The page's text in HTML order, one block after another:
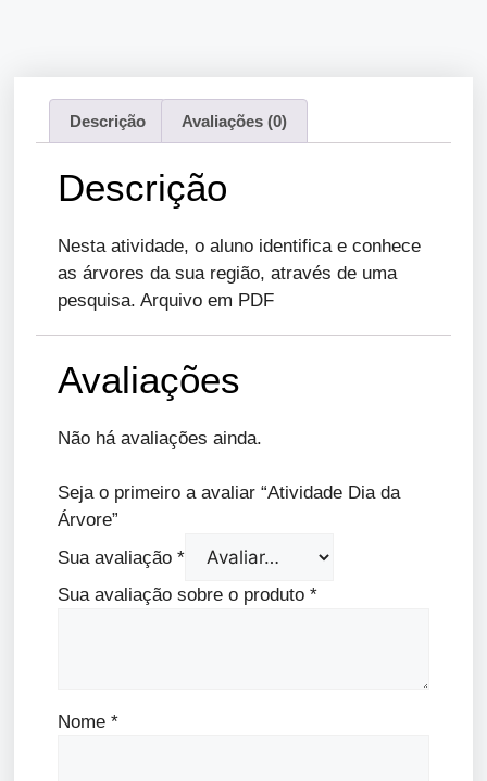
Descrição Avaliações (0)
Descrição
Nesta atividade, o aluno identifica e conhece
as árvores da sua região, através de uma
pesquisa. Arquivo em PDF
Avaliações
Não há avaliações ainda.
Seja o primeiro a avaliar “Atividade Dia da
Árvore”
Sua avaliação*
Sua avaliação sobre o produto*
Nome*